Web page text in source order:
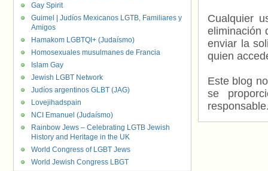
Cualquier
eliminación
enviar la
quien
Este blog
se
Gay Spirit
Guimel | Judíos Mexicanos LGTB, Familiares y
Amigos
Hamakom LGBTQI+ (Judaísmo)
Homosexuales musulmanes de Francia
Islam Gay
Jewish LGBT Network
Judíos argentinos GLBT (JAG)
Lovejihadspain
NCI Emanuel (Judaísmo)
Rainbow Jews – Celebrating LGTB Jewish
History and Heritage in the UK
World Congress of LGBT Jews
World Jewish Congress LBGT